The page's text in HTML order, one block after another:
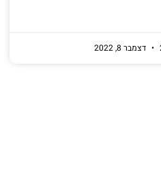
דצמבר 8, 2022